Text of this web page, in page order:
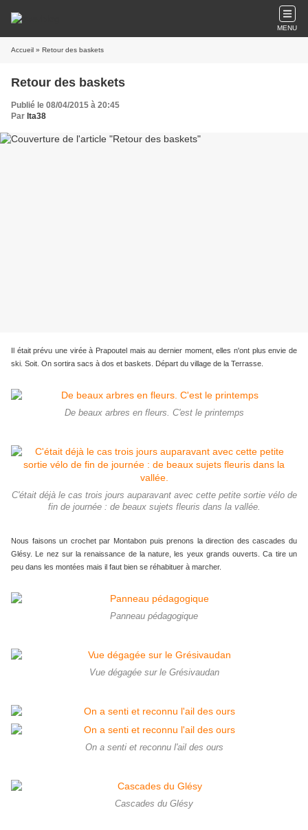
MENU
Accueil » Retour des baskets
Retour des baskets
Publié le 08/04/2015 à 20:45
Par lta38
Il était prévu une virée à Prapoutel mais au dernier moment, elles n'ont plus envie de
ski. Soit. On sortira sacs à dos et baskets. Départ du village de la Terrasse.
De beaux arbres en fleurs. C'est le printemps
C'était déjà le cas trois jours auparavant avec cette petite sortie vélo de
fin de journée : de beaux sujets fleuris dans la vallée.
Nous faisons un crochet par Montabon puis prenons la direction des cascades du
Glésy. Le nez sur la renaissance de la nature, les yeux grands ouverts. Ca tire un
peu dans les montées mais il faut bien se réhabituer à marcher.
Panneau pédagogique
Vue dégagée sur le Grésivaudan
On a senti et reconnu l'ail des ours
Cascades du Glésy